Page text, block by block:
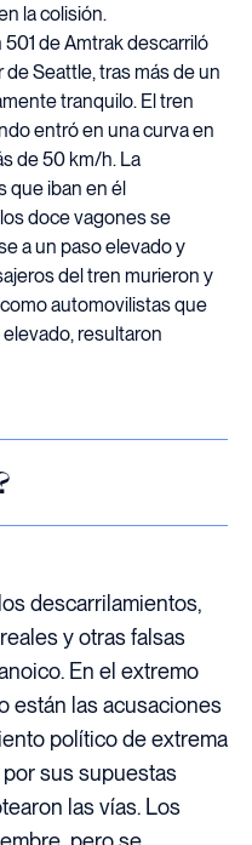
la colisión.
501 de Amtrak descarriló
Seattle, tras más de un
tranquilo. El tren
entró en una curva en
de 50 km/h. La
que iban en él
doce vagones se
a un paso elevado y
del tren murieron y
automovilistas que
resultaron
descarrilamientos,
y otras falsas
En el extremo
están las acusaciones
político de extrema
por sus supuestas
las vías. Los